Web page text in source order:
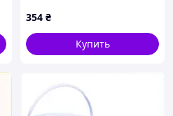
Wash Ultrasonic від USB та
повербанку 8515H8PK50
354 ₴
Купить